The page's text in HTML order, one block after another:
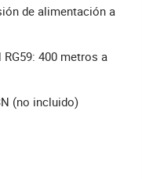
de alimentación a
400 metros a
(no incluido)